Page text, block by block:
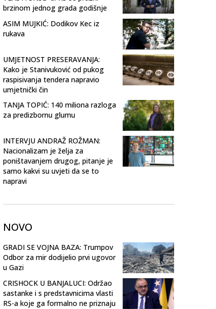
brzinom jednog grada godišnje
ASIM MUJKIĆ: Dodikov Kec iz
rukava
UMJETNOST PRESERAVANJA:
Kako je Stanivuković od pukog
raspisivanja tendera napravio
umjetnički čin
TANJA TOPIĆ: 140 miliona razloga
za predizbornu glumu
INTERVJU ANDRAŽ ROŽMAN:
Nacionalizam je želja za
poništavanjem drugog, pitanje je
samo kakvi su uvjeti da se to
napravi
NOVO
GRADI SE VOJNA BAZA: Trumpov
Odbor za mir dodijelio prvi ugovor
u Gazi
CRISHOCK U BANJALUCI: Održao
sastanke i s predstavnicima vlasti
RS-a koje ga formalno ne priznaju